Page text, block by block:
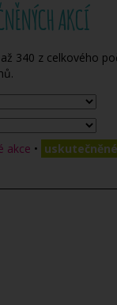
AKCÍ
až 340 z celkového
akce •